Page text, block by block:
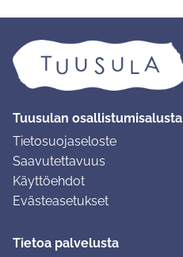
Tuusulan osallistumisalusta
Tietosuojaseloste
Saavutettavuus
Käyttöehdot
Evästeasetukset
Tietoa palvelusta